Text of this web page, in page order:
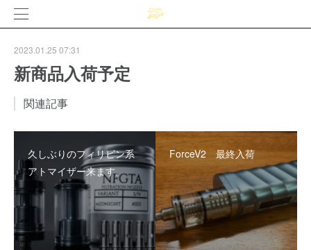
2023.01.25 07:31
新商品入荷予定
関連記事
久しぶりのフィリピン系
アトマイザー来ます。
ForceV2 最終入荷